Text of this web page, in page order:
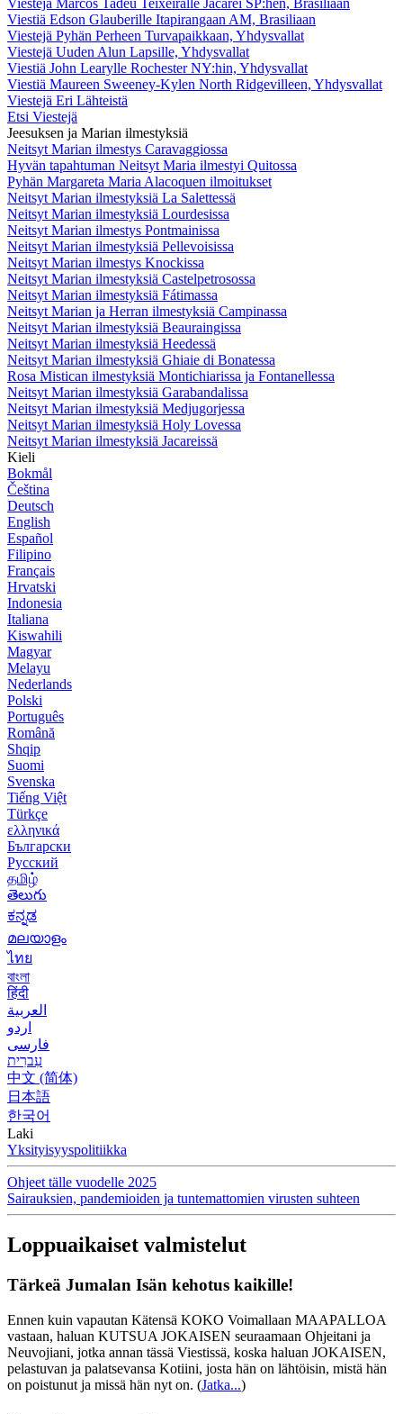
Viestiä Edson Glauberille Itapirangaan AM, Brasiliaan
Viestejä Pyhän Perheen Turvapaikkaan, Yhdysvallat
Viestejä Uuden Alun Lapsille, Yhdysvallat
Viestiä John Learylle Rochester NY:hin, Yhdysvallat
Viestiä Maureen Sweeney-Kylen North Ridgevilleen, Yhdysvallat
Viestejä Eri Lähteistä
Etsi Viestejä
Jeesuksen ja Marian ilmestyksiä
Neitsyt Marian ilmestys Caravaggiossa
Hyvän tapahtuman Neitsyt Maria ilmestyi Quitossa
Pyhän Margareta Maria Alacoquen ilmoitukset
Neitsyt Marian ilmestyksiä La Salettessä
Neitsyt Marian ilmestyksiä Lourdesissa
Neitsyt Marian ilmestys Pontmainissa
Neitsyt Marian ilmestyksiä Pellevoisissa
Neitsyt Marian ilmestys Knockissa
Neitsyt Marian ilmestyksiä Castelpetrosossa
Neitsyt Marian ilmestyksiä Fátimassa
Neitsyt Marian ja Herran ilmestyksiä Campinassa
Neitsyt Marian ilmestyksiä Beauraingissa
Neitsyt Marian ilmestyksiä Heedessä
Neitsyt Marian ilmestyksiä Ghiaie di Bonatessa
Rosa Mistican ilmestyksiä Montichiarissa ja Fontanellessa
Neitsyt Marian ilmestyksiä Garabandalissa
Neitsyt Marian ilmestyksiä Medjugorjessa
Neitsyt Marian ilmestyksiä Holy Lovessa
Neitsyt Marian ilmestyksiä Jacareissä
Kieli
Bokmål
Čeština
Deutsch
English
Español
Filipino
Français
Hrvatski
Indonesia
Italiana
Kiswahili
Magyar
Melayu
Nederlands
Polski
Português
Română
Shqip
Suomi
Svenska
Tiếng Việt
Türkçe
ελληνικά
Български
Русский
தமிழ்
తెలుగు
ಕನ್ನಡ
മലയാളം
ไทย
বাংলা
हिंदी
العربية
اردو
فارسی
עִברִית
中文 (简体)
日本語
한국어
Laki
Yksityisyyspolitiikka
Ohjeet tälle vuodelle 2025
Sairauksien, pandemioiden ja tuntemattomien virusten suhteen
Loppuaikaiset valmistelut
Tärkeä Jumalan Isän kehotus kaikille!
Ennen kuin vapautan Kätensä KOKO Voimallaan MAAPALLOA
vastaan, haluan KUTSUA JOKAISEN seuraamaan Ohjeitani ja
Neuvojiani, jotka annan tässä Viestissä, koska haluan JOKAISEN,
pelastuvan ja palatsevansa Kotiini, josta hän on lähtöisin, mistä hän
on poistunut ja missä hän nyt on. (Jatka...)